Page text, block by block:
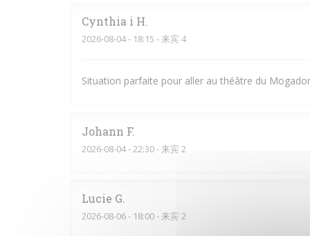
Cynthia i H
2026-08-04- 18:15 - 来宾 4
Situation parfaite pour aller au théâtre du
Johann F
2026-08-04- 22:30 - 来宾 2
Lucie G
2026-08-06- 18:00 - 来宾 2